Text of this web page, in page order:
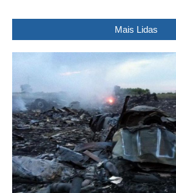
Mais Lidas